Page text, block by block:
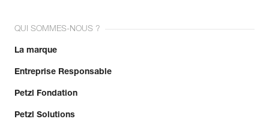
QUI SOMMES-NOUS ?
La marque
Entreprise Responsable
Petzl Fondation
Petzl Solutions